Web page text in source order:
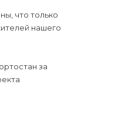
что только
нашего
за